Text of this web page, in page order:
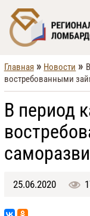
Главная » Новости »
востребованными
В период
25.06.2020